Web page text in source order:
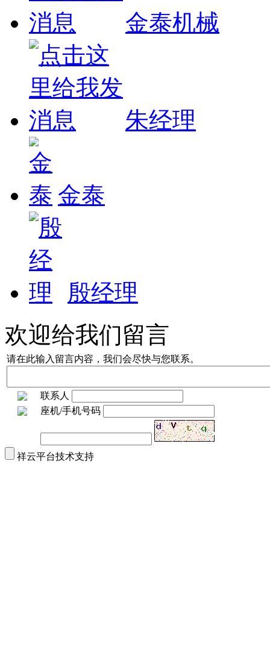
金泰机械
朱经理
金泰
殷经理
欢迎给我们留言
请在此输入留言内容，我们会尽快与您联系。
联系人
座机/手机号码
祥云平台技术支持